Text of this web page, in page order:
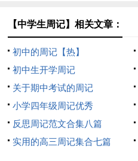
【中学生周记】相关文章：
初中的周记【热】
初中生开学周记
关于期中考试的周记
小学四年级周记优秀
反思周记范文合集八篇
实用的高三周记集合七篇